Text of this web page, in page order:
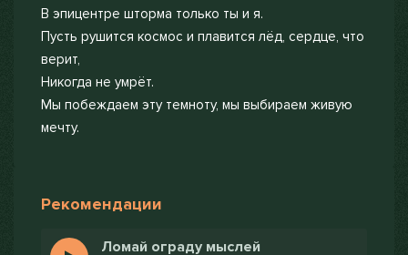
В эпицентре шторма только ты и я.
Пусть рушится космос и плавится лёд, сердце, что
верит,
Никогда не умрёт.
Мы побеждаем эту темноту, мы выбираем живую
мечту.
Рекомендации
Ломай ограду мыслей